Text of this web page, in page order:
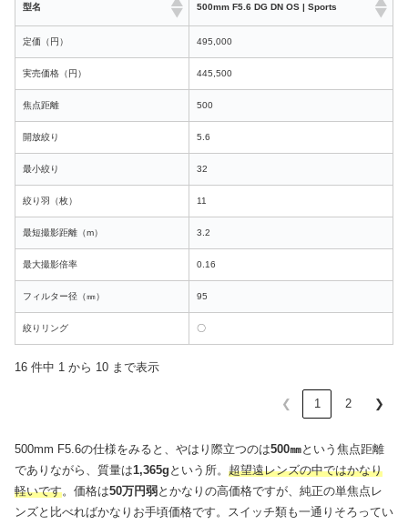
型名 500mm F5.6 DG DN OS | Sports
定価（円） 495,000
実売価格（円） 445,500
焦点距離 500
開放絞り 5.6
最小絞り 32
絞り羽（枚） 11
最短撮影距離（m） 3.2
最大撮影倍率 0.16
フィルター径（㎜） 95
絞りリング 〇
16 件中 1 から 10 まで表示
❮ 1 2 ❯
500mm F5.6の仕様をみると、やはり際立つのは500㎜という焦点距離
でありながら、質量は1,365g という所。 超望遠レンズの中ではかなり
軽いです。価格は50万円弱とかなりの高価格ですが、純正の単焦点レ
ンズと比べればかなりお手頃価格です。スイッチ類も一通りそろってい